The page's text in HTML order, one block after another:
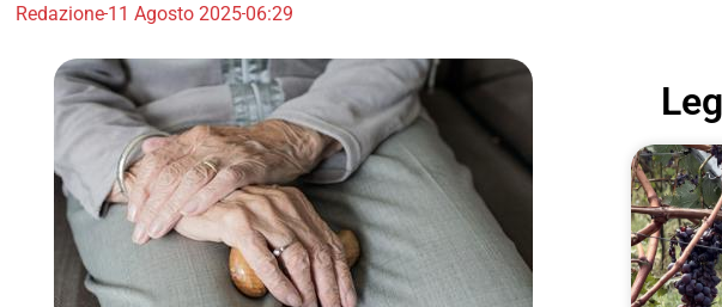
Redazione11 Agosto 202506:29